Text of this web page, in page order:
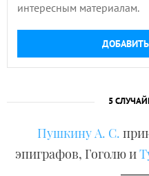
интересным материалам.
5
Пушкину А. С.
эпиграфов, Гоголю и